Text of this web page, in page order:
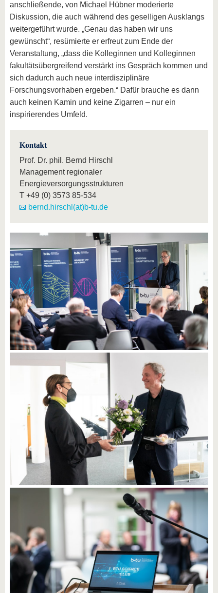
anschließende, von Michael Hübner moderierte
Diskussion, die auch während des geselligen Ausklangs
weitergeführt wurde. „Genau das haben wir uns
gewünscht“, resümierte er erfreut zum Ende der
Veranstaltung, „dass die Kolleginnen und Kolleginnen
fakultätsübergreifend verstärkt ins Gespräch kommen und
sich dadurch auch neue interdisziplinäre
Forschungsvorhaben ergeben.“ Dafür brauche es dann
auch keinen Kamin und keine Zigarren – nur ein
inspirierendes Umfeld.
Kontakt
Prof. Dr. phil. Bernd Hirschl
Management regionaler
Energieversorgungsstrukturen
T +49 (0) 3573 85-534
bernd.hirschl(at)b-tu.de